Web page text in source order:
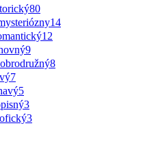
80
14
12
9
8
7
5
3
3